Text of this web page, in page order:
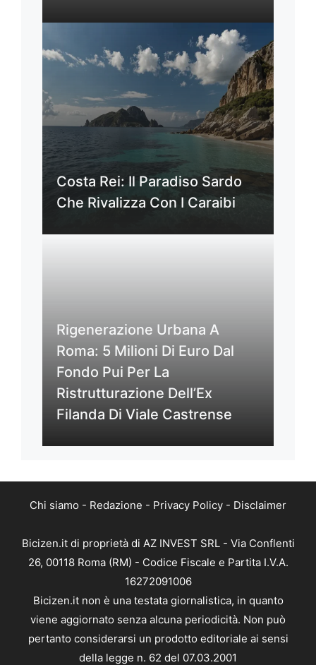
Costa Rei: Il Paradiso Sardo
Che Rivalizza Con I Caraibi
Rigenerazione Urbana A
Roma: 5 Milioni Di Euro Dal
Fondo Pui Per La
Ristrutturazione Dell’Ex
Filanda Di Viale Castrense
Chi siamo - Redazione - Privacy Policy - Disclaimer
Bicizen.it di proprietà di AZ INVEST SRL - Via Conflenti
26, 00118 Roma (RM) - Codice Fiscale e Partita I.V.A.
16272091006
Bicizen.it non è una testata giornalistica, in quanto
viene aggiornato senza alcuna periodicità. Non può
pertanto considerarsi un prodotto editoriale ai sensi
della legge n. 62 del 07.03.2001